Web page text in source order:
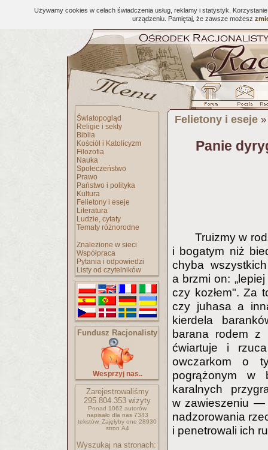
Używamy cookies w celach świadczenia usług, reklamy i statystyk.
urządzeniu. Pamiętaj, że zawsze możesz
Światopogląd
Religie i sekty
Biblia
Kościół i Katolicyzm
Filozofia
Nauka
Społeczeństwo
Prawo
Państwo i polityka
Kultura
Felietony i eseje
Literatura
Ludzie, cytaty
Tematy różnorodne
Znalezione w sieci
Współpraca
Pytania i odpowiedzi
Listy od czytelników
Fundusz Racjonalisty
Wesprzyj nas..
Zarejestrowaliśmy
295.804.353 wizyty
Ponad 1062 autorów
napisało dla nas 7343
tekstów. Zajęłyby one 28930
stron A4
Wyszukaj na stronach:
Felietony i eseje
Panie
Truizmy w
i bogatym niż
chyba
a brzmi on:
czy kozłem". Za
czy juhasa a
kierdela
barana rodem z
ćwiartuje i
owczarkom o
pogrążonym w
karalnych
w zawieszeniu —
nadzorowania
i penetrowali ich